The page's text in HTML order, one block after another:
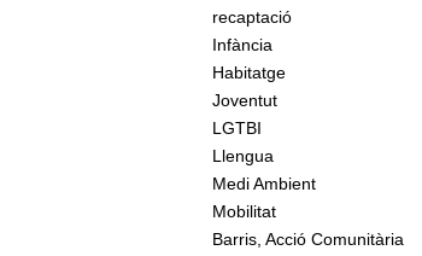
recaptació
Infància
Habitatge
Joventut
LGTBI
Llengua
Medi Ambient
Mobilitat
Barris, Acció Comunitària